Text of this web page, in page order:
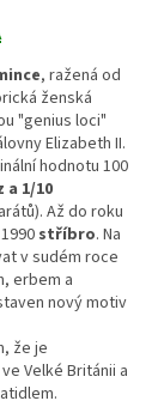
, ražená od
ženská
"genius loci"
Elizabeth II.
hodnotu 100
a 1/10
Až do roku
stříbro. Na
v sudém roce
erbem a
nový motiv
že je
Velké Británii a